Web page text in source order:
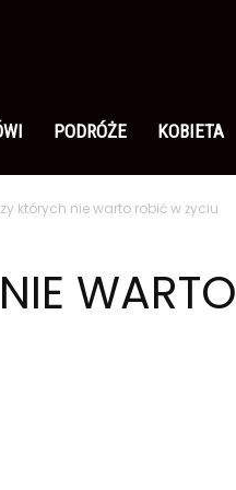
PODRÓŻE KOBIETA
których nie warto robić w życiu
WARTO